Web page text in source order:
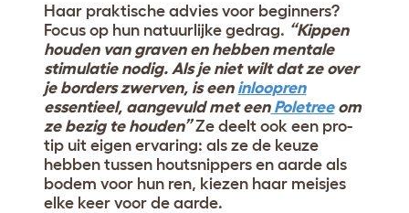
Haar praktische advies voor beginners?
Focus op hun natuurlijke gedrag. “Kippen
houden van graven en hebben mentale
stimulatie nodig. Als je niet wilt dat ze over
je borders zwerven, is een inloopren
essentieel, aangevuld met eenPoletreeom
ze bezig te houden”Ze deelt ook een pro-
tip uit eigen ervaring: als ze de keuze
hebben tussen houtsnippers en aarde als
bodem voor hun ren, kiezen haar meisjes
elke keer voor de aarde.